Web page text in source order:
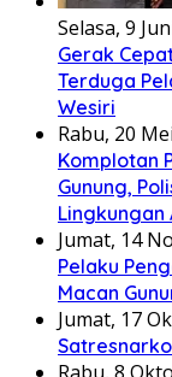
Selasa, 9
Gerak
Terduga
Wesiri
Rabu, 20
Komplotan
Gunung,
Lingkungan
Jumat, 14
Pelaku
Macan
Jumat, 17